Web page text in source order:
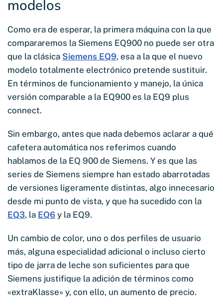
modelos
Como era de esperar, la primera máquina con la que
compararemos la Siemens EQ900 no puede ser otra
que la clásica Siemens EQ9, esa a la que el nuevo
modelo totalmente electrónico pretende sustituir.
En términos de funcionamiento y manejo, la única
versión comparable a la EQ900 es la EQ9 plus
connect.
Sin embargo, antes que nada debemos aclarar a qué
cafetera automática nos referimos cuando
hablamos de la EQ 900 de Siemens. Y es que las
series de Siemens siempre han estado abarrotadas
de versiones ligeramente distintas, algo innecesario
desde mi punto de vista, y que ha sucedido con la
EQ3, la EQ6 y la EQ9.
Un cambio de color, uno o dos perfiles de usuario
más, alguna especialidad adicional o incluso cierto
tipo de jarra de leche son suficientes para que
Siemens justifique la adición de términos como
«extraKlasse» y, con ello, un aumento de precio.